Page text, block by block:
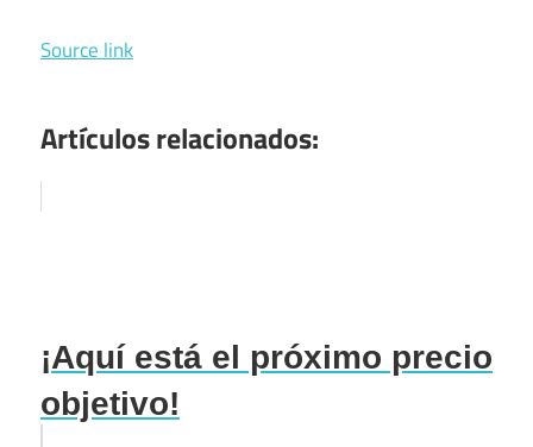
Source link
Artículos relacionados:
¡Aquí está el próximo precio
objetivo!